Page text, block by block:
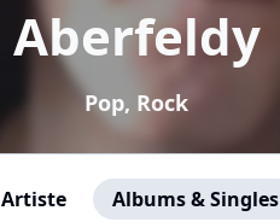
Aberfeldy
Pop, Rock
Artiste Albums & Singles